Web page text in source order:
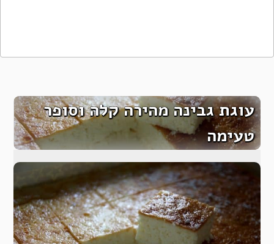
עוגת גבינה מהירה קלה וסופר
טעימה